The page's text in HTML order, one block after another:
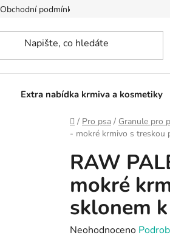
Obchodní podmínky
Extra nabídka krmiva a kosmetiky
Domů
/ Pro psa / Granule pro
- mokré krmivo s treskou
RAW
mokré
sklonem
Průměrné
Neohodnoceno